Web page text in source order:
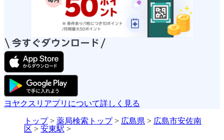
ヨヤクスリアプリについて詳しく見る
トップ> 薬局検索トップ> 広島県 > 広島市安佐南
区 > 安東駅 >